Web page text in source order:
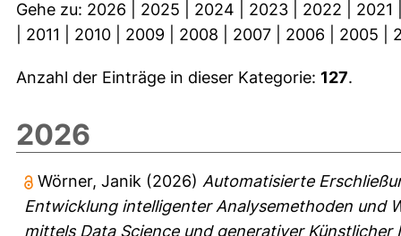
Gehe zu: 2026 2025 2024 2023 2022 2021
2011 2010 2009 2008 2007 2006 2005
Anzahl der Einträge in dieser Kategorie: 127.
2026
Wörner, Janik (2026) Automatisierte
Entwicklung intelligenter Analysemethoden und
mittels Data Science und generativer Künstlicher